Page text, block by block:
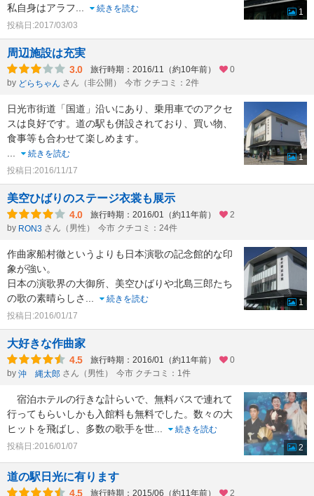
私自身はアラフ...
続きを読む
投稿日:2017/03/03
1
周辺施設は充実
3.0 旅行時期：2016/11（約10年前）
0
by どらちゃん さん（非公開） 今市 クチコミ：2件
日光市街道「国道」沿いにあり、乗用車でのアクセ
スは良好です。道の駅も併設されており、買い物、
食事等も合わせて楽しめます。
...
続きを読む
投稿日:2016/11/17
1
美空ひばりのステージ衣裳も展示
4.0 旅行時期：2016/01（約11年前）
2
by RON3 さん（男性） 今市 クチコミ：24件
作曲家船村徹というよりも日本演歌の記念館的な印
象が強い。
日本の演歌界の大御所、美空ひばりや北島三郎たち
の歌の素晴らしさ ...
続きを読む
投稿日:2016/01/17
1
大好きな作曲家
4.5 旅行時期：2016/01（約11年前）
0
by 沖 縄太郎 さん（男性） 今市 クチコミ：1件
宿泊ホテルの行きな計らいで、無料バスで連れて
行ってもらいしかも入館料も無料でした。数々の大
ヒットを飛ばし、多数の歌手を世...
続きを読む
投稿日:2016/01/07
2
道の駅日光に有ります
4.5 旅行時期：2015/06（約11年前）
2